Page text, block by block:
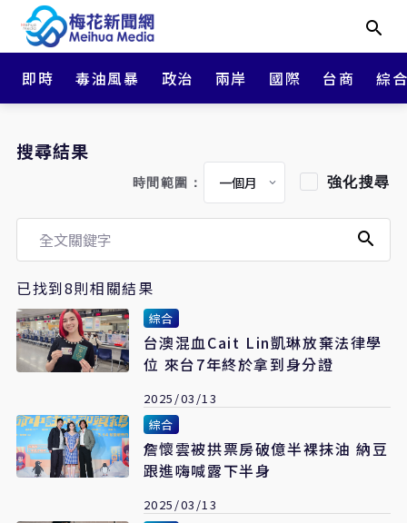
即時 毒油風暴 政治 兩岸 國際 台商 綜
搜尋結果
時間範圍： 強化搜尋
已找到8則相關結果
綜合
台澳混血Cait Lin凱琳放棄法律學
位 來台7年終於拿到身分證
2025/03/13
綜合
詹懷雲被拱票房破億半裸抹油 納豆
跟進嗨喊露下半身
2025/03/13